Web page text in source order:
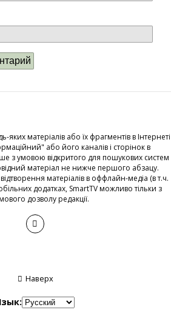
яких матеріалів або їх фрагментів в Інтернеті
або його каналів і сторінок в
з умовою відкритого для пошукових систем
матеріал не нижче першого абзацу.
матеріалів в оффлайн-медіа (в т.ч.
додатках, SmartTV можливо тільки з
дозволу редакції.
Наверх